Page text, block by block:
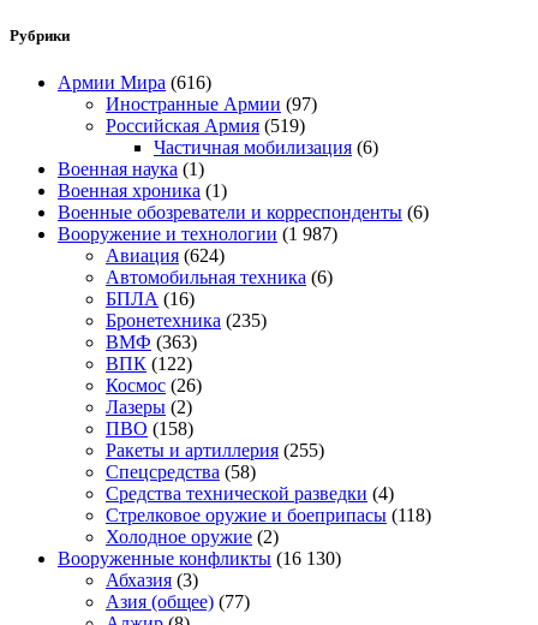
Рубрики
Армии Мира (616)
Иностранные Армии (97)
Российская Армия (519)
Частичная мобилизация (6)
Военная наука (1)
Военная хроника (1)
Военные обозреватели и корреспонденты (6)
Вооружение и технологии (1 987)
Авиация (624)
Автомобильная техника (6)
БПЛА (16)
Бронетехника (235)
ВМФ (363)
ВПК (122)
Космос (26)
Лазеры (2)
ПВО (158)
Ракеты и артиллерия (255)
Спецсредства (58)
Средства технической разведки (4)
Стрелковое оружие и боеприпасы (118)
Холодное оружие (2)
Вооруженные конфликты (16 130)
Абхазия (3)
Азия (общее) (77)